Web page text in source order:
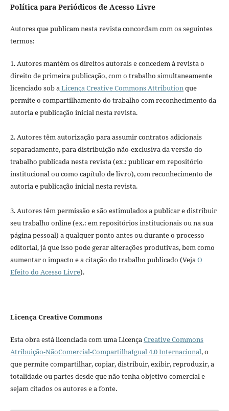
Política para Periódicos de Acesso Livre
Autores que publicam nesta revista concordam com os seguintes
termos:
1. Autores mantém os direitos autorais e concedem à revista o
direito de primeira publicação, com o trabalho simultaneamente
licenciado sob aLicença Creative Commons Attributionque
permite o compartilhamento do trabalho com reconhecimento da
autoria e publicação inicial nesta revista.
2. Autores têm autorização para assumir contratos adicionais
separadamente, para distribuição não-exclusiva da versão do
trabalho publicada nesta revista (ex.: publicar em repositório
institucional ou como capítulo de livro), com reconhecimento de
autoria e publicação inicial nesta revista.
3. Autores têm permissão e são estimulados a publicar e distribuir
seu trabalho online (ex.: em repositórios institucionais ou na sua
página pessoal) a qualquer ponto antes ou durante o processo
editorial, já que isso pode gerar alterações produtivas, bem como
aumentar o impacto e a citação do trabalho publicado (VejaO
Efeito do Acesso Livre).
Licença Creative Commons
Esta obra está licenciada com uma LicençaCreative Commons
Atribuição-NãoComercial-CompartilhaIgual 4.0 Internacional, o
que permite compartilhar, copiar, distribuir, exibir, reproduzir, a
totalidade ou partes desde que não tenha objetivo comercial e
sejam citados os autores e a fonte.